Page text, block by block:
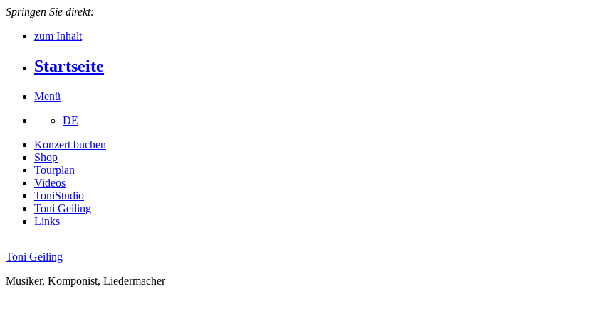
Springen Sie direkt:
zum Inhalt
Startseite
Menü
DE
Konzert buchen
Shop
Tourplan
Videos
ToniStudio
Toni Geiling
Links
Toni Geiling
Musiker, Komponist, Liedermacher